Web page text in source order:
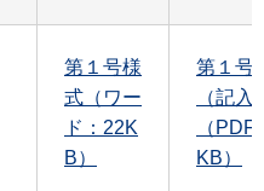
第１号様
式（ワー
ド：22K
B）
第１号
（記入
（
KB）